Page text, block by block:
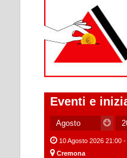
Eventi e
10 Agosto 2026 21:00
Cremona